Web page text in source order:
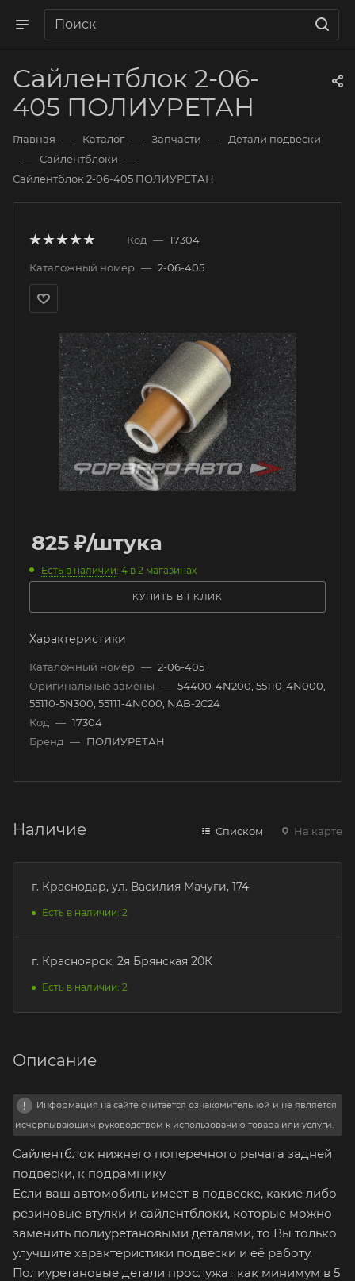
Сайлентблок 2-06-
405 ПОЛИУРЕТАН
Главная — Каталог — Запчасти — Детали подвески
— Сайлентблоки —
Сайлентблок 2-06-405 ПОЛИУРЕТАН
Код — 17304
Каталожный номер — 2-06-405
825 ₽/штука
Есть в наличии: 4 в 2 магазинах
КУПИТЬ В 1 КЛИК
Характеристики
Каталожный номер — 2-06-405
Оригинальные замены — 54400-4N200, 55110-4N000,
55110-5N300, 55111-4N000, NAB-2C24
Код — 17304
Бренд — ПОЛИУРЕТАН
Наличие Списком На карте
г. Краснодар, ул. Василия Мачуги, 174
Есть в наличии: 2
г. Красноярск, 2я Брянская 20К
Есть в наличии: 2
Описание
Информация на сайте считается ознакомительной и не является
исчерпывающим руководством к использованию товара или услуги.
Сайлентблок нижнего поперечного рычага задней
подвески, к подрамнику
Если ваш автомобиль имеет в подвеске, какие либо
резиновые втулки и сайлентблоки, которые можно
заменить полиуретановыми деталями, то Вы только
улучшите характеристики подвески и её работу.
Полиуретановые детали прослужат как минимум в 5